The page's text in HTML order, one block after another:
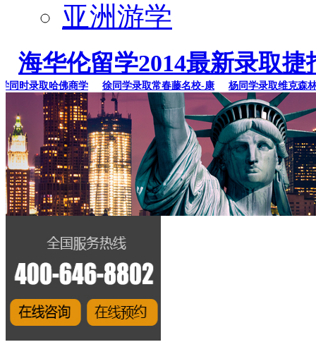
亚洲游学
海华伦留学2014最新录取捷
录取哈佛商学 徐同学录取常春藤名校-康 杨同学录取维克森林大